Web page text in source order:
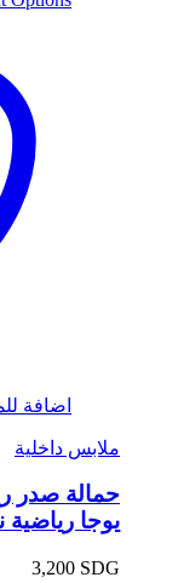
اضافة
ملابس داخلية
حمالة صدر
يوجا رياضية
3,200 SDG